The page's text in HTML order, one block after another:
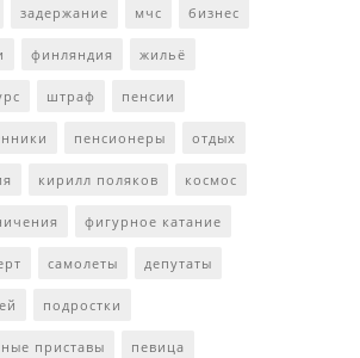
задержание мчс бизнес
финляндия жильё
штраф пенсии
пенсионеры отдых
кирилл поляков космос
фигурное катание
самолеты депутаты
подростки
приставы певица